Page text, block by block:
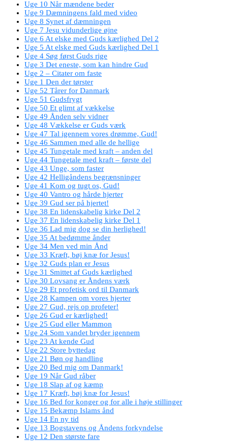
Uge 10 Når mændene beder
Uge 9 Dæmningens fald med video
Uge 8 Synet af dæmningen
Uge 7 Jesu vidunderlige øjne
Uge 6 At elske med Guds kærlighed Del 2
Uge 5 At elske med Guds kærlighed Del 1
Uge 4 Søg først Guds rige
Uge 3 Det eneste, som kan hindre Gud
Uge 2 – Citater om faste
Uge 1 Den der tørster
Uge 52 Tårer for Danmark
Uge 51 Gudsfrygt
Uge 50 Et glimt af vækkelse
Uge 49 Ånden selv vidner
Uge 48 Vækkelse er Guds værk
Uge 47 Tal igennem vores drømme, Gud!
Uge 46 Sammen med alle de hellige
Uge 45 Tungetale med kraft – anden del
Uge 44 Tungetale med kraft – første del
Uge 43 Unge, som faster
Uge 42 Helligåndens begrænsninger
Uge 41 Kom og tugt os, Gud!
Uge 40 Vantro og hårde hjerter
Uge 39 Gud ser på hjertet!
Uge 38 En lidenskabelig kirke Del 2
Uge 37 En lidenskabelig kirke Del 1
Uge 36 Lad mig dog se din herlighed!
Uge 35 At bedømme ånder
Uge 34 Men ved min Ånd
Uge 33 Kræft, bøj knæ for Jesus!
Uge 32 Guds plan er Jesus
Uge 31 Smittet af Guds kærlighed
Uge 30 Lovsang er Åndens værk
Uge 29 Et profetisk ord til Danmark
Uge 28 Kampen om vores hjerter
Uge 27 Gud, rejs op profeter!
Uge 26 Gud er kærlighed!
Uge 25 Gud eller Mammon
Uge 24 Som vandet bryder igennem
Uge 23 At kende Gud
Uge 22 Store byttedag
Uge 21 Bøn og handling
Uge 20 Bed mig om Danmark!
Uge 19 Når Gud råber
Uge 18 Slap af og kæmp
Uge 17 Kræft, bøj knæ for Jesus!
Uge 16 Bed for konger og for alle i høje stillinger
Uge 15 Bekæmp Islams ånd
Uge 14 En ny tid
Uge 13 Bogstavens og Åndens forkyndelse
Uge 12 Den største fare